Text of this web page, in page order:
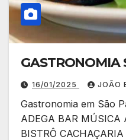
GASTRONOMIA
16/01/2025 JOÃO
Gastronomia em São
ADEGA BAR MÚSICA
BISTRÔ